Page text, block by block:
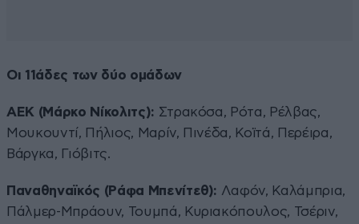
Οι 11άδες των δύο ομάδων
ΑΕΚ (Μάρκο Νίκολιτς): Στρακόσα, Ρότα, Ρέλβας,
Μουκουντί, Πήλιος, Μαρίν, Πινέδα, Κοϊτά, Περέιρα,
Βάργκα, Γιόβιτς.
Παναθηναϊκός (Ράφα Μπενίτεθ): Λαφόν, Καλάμπρια,
Πάλμερ-Μπράουν, Τουμπά, Κυριακόπουλος, Τσέριν,